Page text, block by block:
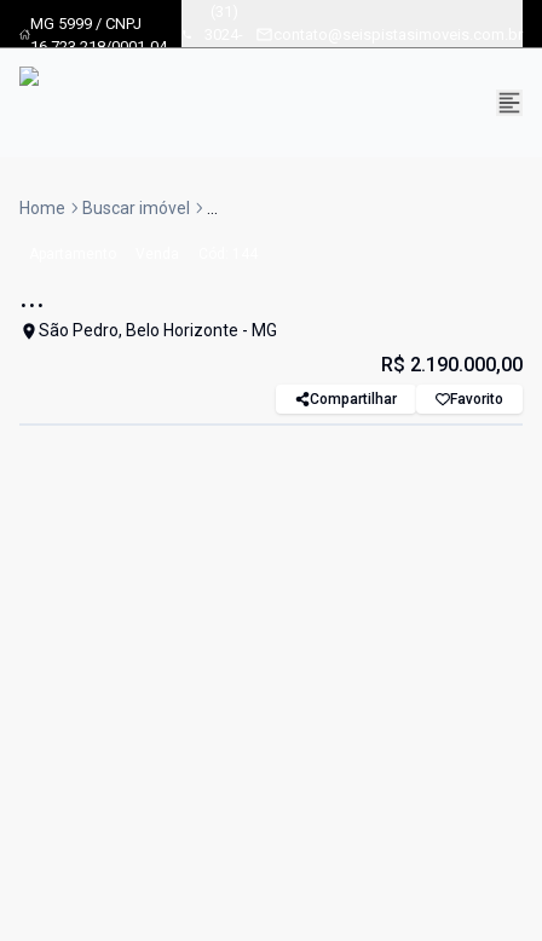
MG 5999 / CNPJ
16.723.218/0001-04
Home Buscar imóvel ...
...
São Pedro, Belo Horizonte - MG
R$ 2.190.000,00
Compartilhar Favorito